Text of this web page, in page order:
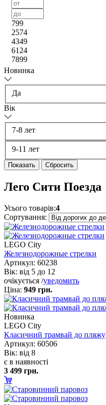
799
2574
4349
6124
7899
Новинка
Да
ік
7-8 лет
9-11 лет
Лего Сити Поезда
Усього товарів:4
Сортування:
LEGO City
Железнодорожные стрелки
Артикул: 60238
ік: від 5 до 12
очікується /уведомить
Ціна: 949 грн.
Новинка
LEGO City
Класичний трамвай до пляжу
Артикул: 60506
ік: від 8
є в наявності
3 499 грн.